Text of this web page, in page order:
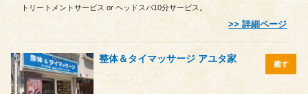
トリートメントサービス or ヘッドスパ10分サービス。
詳細ページ
整体＆タイマッサージ アユタ家 癒す